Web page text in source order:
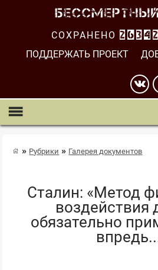
СОХРАНЕНО
ПОДДЕРЖАТЬ ПРОЕКТ
Рубрики Галерея документов
Сталин: «Метод
воздействия
обязательно